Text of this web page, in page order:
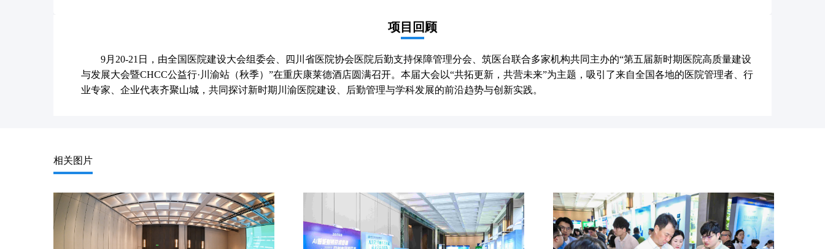
项目回顾
9月20-21日，由全国医院建设大会组委会、四川省医院协会医院后勤支持保障管理分会、筑医台联合多家机构共同主办的“第五届新时期医院高质量建设
与发展大会暨CHCC公益行·川渝站（秋季）”在重庆康莱德酒店圆满召开。本届大会以“共拓更新，共营未来”为主题，吸引了来自全国各地的医院管理者、行
业专家、企业代表齐聚山城，共同探讨新时期川渝医院建设、后勤管理与学科发展的前沿趋势与创新实践。
相关图片